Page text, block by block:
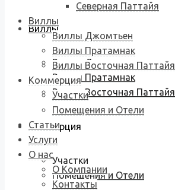
Виллы
Виллы Джомтьен
Виллы Пратамнак
Виллы Восточная Паттайя
Коммерция
Участки
Помещения и Отели
Северная Паттайя
Виллы
Виллы Джомтьен
Виллы Пратамнак
Виллы Восточная Паттайя
Коммерция
Участки
Помещения и Отели
Статьи
Услуги
О нас
О Компании
Контакты